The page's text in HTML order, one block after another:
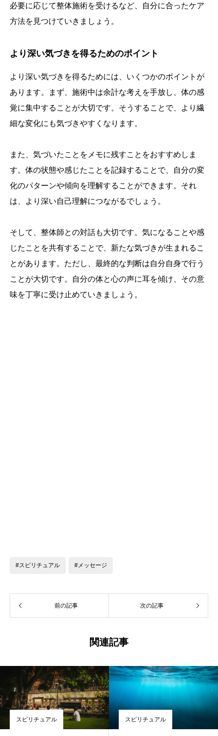
必要に応じて整体施術を受けるなど、自分に合ったケア
方法を見つけていきましょう。
より深い気づきを得るためのポイント
より深い気づきを得るためには、いくつかのポイントが
あります。まず、施術中は余計な考えを手放し、体の感
覚に集中することが大切です。そうすることで、より繊
細な変化にも気づきやすくなります。
また、気づいたことをメモに残すことをおすすめしま
す。体の状態や感じたことを記録することで、自分の変
化のパターンや傾向を理解することができます。それ
は、より深い自己理解につながるでしょう。
そして、整体師との対話も大切です。気になることや感
じたことを共有することで、新たな気づきが生まれるこ
とがあります。ただし、最終的な判断は自分自身で行う
ことが大切です。自分の体と心の声に耳を傾け、その意
味を丁寧に受け止めていきましょう。
#スピリチュアル #メッセージ
前の記事 次の記事
関連記事
スピリチュアル スピリチュアル